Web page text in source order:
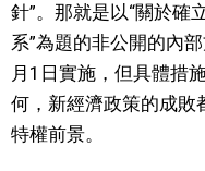
針”。那就是以“關於確
系”為題的非公開的內
月1日實施，但具體措
何，新經濟政策的成敗
特權前景。